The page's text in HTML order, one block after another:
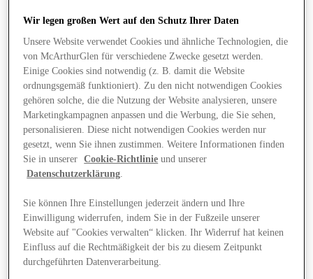
Angebote
Wir legen großen Wert auf den Schutz Ihrer Daten
Unsere Website verwendet Cookies und ähnliche Technologien, die
von McArthurGlen für verschiedene Zwecke gesetzt werden.
Einige Cookies sind notwendig (z. B. damit die Website
ordnungsgemäß funktioniert). Zu den nicht notwendigen Cookies
gehören solche, die die Nutzung der Website analysieren, unsere
Marketingkampagnen anpassen und die Werbung, die Sie sehen,
personalisieren. Diese nicht notwendigen Cookies werden nur
gesetzt, wenn Sie ihnen zustimmen. Weitere Informationen finden
Sie in unserer
Cookie-Richtlinie und unserer
Datenschutzerklärung.
Sie können Ihre Einstellungen jederzeit ändern und Ihre
Einwilligung widerrufen, indem Sie in der Fußzeile unserer
Website auf "Cookies verwalten“ klicken. Ihr Widerruf hat keinen
Einfluss auf die Rechtmäßigkeit der bis zu diesem Zeitpunkt
durchgeführten Datenverarbeitung.